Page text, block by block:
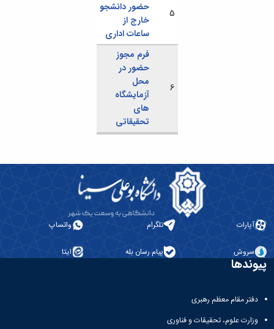
5
حضور دانشجو
خارج از
ساعات اداری
6
فرم مجوز
حضور در
محل
آزمایشگاه
های
تحقیقاتی
آپارات تلگرام واتساپ
سروش پیام رسان بله ایتا
پیوندها
دفتر مقام معظم رهبری
وزارت علوم، تحقیقات و فناوری